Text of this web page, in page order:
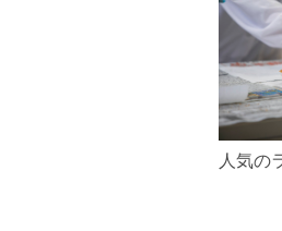
人気の